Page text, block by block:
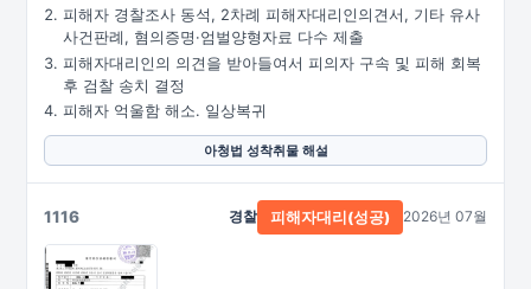
피해자 경찰조사 동석, 2차례 피해자대리인의견서, 기타 유사
사건판례, 혐의증명·엄벌양형자료 다수 제출
피해자대리인의 의견을 받아들여서 피의자 구속 및 피해 회복
후 검찰 송치 결정
피해자 억울함 해소. 일상복귀
아청법 성착취물 해설
1116 경찰 피해자대리(성공) 2026년 07월